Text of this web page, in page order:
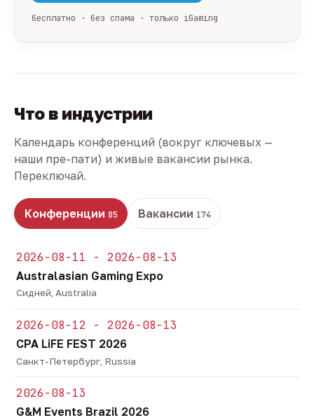
бесплатно · без спама · только iGaming
Что в индустрии
Календарь конференций (вокруг ключевых —
наши пре-пати) и живые вакансии рынка.
Переключай.
Конференции 85 Вакансии 174
2026-08-11 - 2026-08-13
Australasian Gaming Expo
Сидней, Australia
2026-08-12 - 2026-08-13
CPA LiFE FEST 2026
Санкт-Петербург, Russia
2026-08-13
G&M Events Brazil 2026